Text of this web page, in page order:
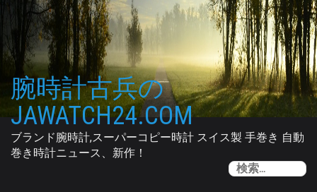
content
腕時計古兵の
JAWATCH24.COM
ブランド腕時計,スーパーコピー時計 スイス製 手巻き 自動
巻き時計ニュース、新作！